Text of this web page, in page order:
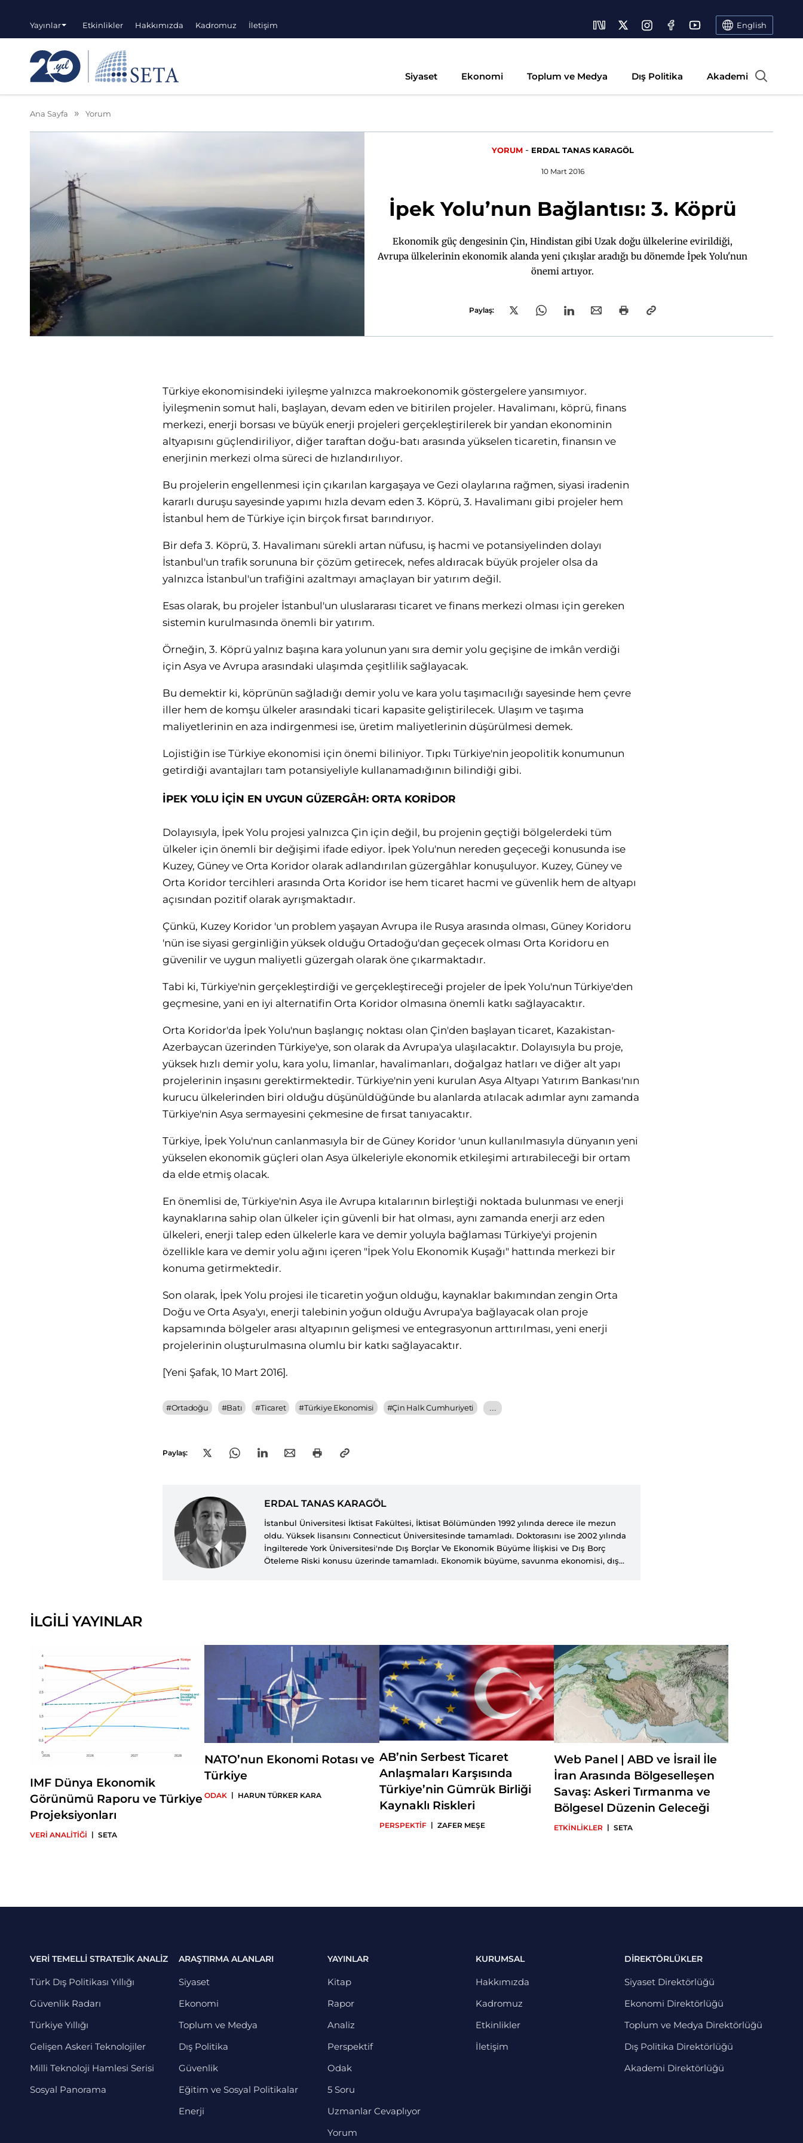
Yayınlar Etkinlikler Hakkımızda Kadromuz İletişim English
Siyaset Ekonomi Toplum ve Medya Dış Politika Akademi
Ana Sayfa Yorum
YORUM- ERDAL TANAS KARAGÖL
10 Mart 2016
İpek Yolu’nun Bağlantısı: 3. Köprü
Ekonomik güç dengesinin Çin, Hindistan gibi Uzak doğu ülkelerine evirildiği,
Avrupa ülkelerinin ekonomik alanda yeni çıkışlar aradığı bu dönemde İpek Yolu'nun
önemi artıyor.
Paylaş:
Türkiye ekonomisindeki iyileşme yalnızca makroekonomik göstergelere yansımıyor.
İyileşmenin somut hali, başlayan, devam eden ve bitirilen projeler. Havalimanı, köprü, finans
merkezi, enerji borsası ve büyük enerji projeleri gerçekleştirilerek bir yandan ekonominin
altyapısını güçlendiriliyor, diğer taraftan doğu-batı arasında yükselen ticaretin, finansın ve
enerjinin merkezi olma süreci de hızlandırılıyor.
Bu projelerin engellenmesi için çıkarılan kargaşaya ve Gezi olaylarına rağmen, siyasi iradenin
kararlı duruşu sayesinde yapımı hızla devam eden 3. Köprü, 3. Havalimanı gibi projeler hem
İstanbul hem de Türkiye için birçok fırsat barındırıyor.
Bir defa 3. Köprü, 3. Havalimanı sürekli artan nüfusu, iş hacmi ve potansiyelinden dolayı
İstanbul'un trafik sorununa bir çözüm getirecek, nefes aldıracak büyük projeler olsa da
yalnızca İstanbul'un trafiğini azaltmayı amaçlayan bir yatırım değil.
Esas olarak, bu projeler İstanbul'un uluslararası ticaret ve finans merkezi olması için gereken
sistemin kurulmasında önemli bir yatırım.
Örneğin, 3. Köprü yalnız başına kara yolunun yanı sıra demir yolu geçişine de imkân verdiği
için Asya ve Avrupa arasındaki ulaşımda çeşitlilik sağlayacak.
Bu demektir ki, köprünün sağladığı demir yolu ve kara yolu taşımacılığı sayesinde hem çevre
iller hem de komşu ülkeler arasındaki ticari kapasite geliştirilecek. Ulaşım ve taşıma
maliyetlerinin en aza indirgenmesi ise, üretim maliyetlerinin düşürülmesi demek.
Lojistiğin ise Türkiye ekonomisi için önemi biliniyor. Tıpkı Türkiye'nin jeopolitik konumunun
getirdiği avantajları tam potansiyeliyle kullanamadığının bilindiği gibi.
İPEK YOLU İÇİN EN UYGUN GÜZERGÂH: ORTA KORİDOR
Dolayısıyla, İpek Yolu projesi yalnızca Çin için değil, bu projenin geçtiği bölgelerdeki tüm
ülkeler için önemli bir değişimi ifade ediyor. İpek Yolu'nun nereden geçeceği konusunda ise
Kuzey, Güney ve Orta Koridor olarak adlandırılan güzergâhlar konuşuluyor. Kuzey, Güney ve
Orta Koridor tercihleri arasında Orta Koridor ise hem ticaret hacmi ve güvenlik hem de altyapı
açısından pozitif olarak ayrışmaktadır.
Çünkü, Kuzey Koridor 'un problem yaşayan Avrupa ile Rusya arasında olması, Güney Koridoru
'nün ise siyasi gerginliğin yüksek olduğu Ortadoğu'dan geçecek olması Orta Koridoru en
güvenilir ve uygun maliyetli güzergah olarak öne çıkarmaktadır.
Tabi ki, Türkiye'nin gerçekleştirdiği ve gerçekleştireceği projeler de İpek Yolu'nun Türkiye'den
geçmesine, yani en iyi alternatifin Orta Koridor olmasına önemli katkı sağlayacaktır.
Orta Koridor'da İpek Yolu'nun başlangıç noktası olan Çin'den başlayan ticaret, Kazakistan-
Azerbaycan üzerinden Türkiye'ye, son olarak da Avrupa'ya ulaşılacaktır. Dolayısıyla bu proje,
yüksek hızlı demir yolu, kara yolu, limanlar, havalimanları, doğalgaz hatları ve diğer alt yapı
projelerinin inşasını gerektirmektedir. Türkiye'nin yeni kurulan Asya Altyapı Yatırım Bankası'nın
kurucu ülkelerinden biri olduğu düşünüldüğünde bu alanlarda atılacak adımlar aynı zamanda
Türkiye'nin Asya sermayesini çekmesine de fırsat tanıyacaktır.
Türkiye, İpek Yolu'nun canlanmasıyla bir de Güney Koridor 'unun kullanılmasıyla dünyanın yeni
yükselen ekonomik güçleri olan Asya ülkeleriyle ekonomik etkileşimi artırabileceği bir ortam
da elde etmiş olacak.
En önemlisi de, Türkiye'nin Asya ile Avrupa kıtalarının birleştiği noktada bulunması ve enerji
kaynaklarına sahip olan ülkeler için güvenli bir hat olması, aynı zamanda enerji arz eden
ülkeleri, enerji talep eden ülkelerle kara ve demir yoluyla bağlaması Türkiye'yi projenin
özellikle kara ve demir yolu ağını içeren "İpek Yolu Ekonomik Kuşağı" hattında merkezi bir
konuma getirmektedir.
Son olarak, İpek Yolu projesi ile ticaretin yoğun olduğu, kaynaklar bakımından zengin Orta
Doğu ve Orta Asya'yı, enerji talebinin yoğun olduğu Avrupa'ya bağlayacak olan proje
kapsamında bölgeler arası altyapının gelişmesi ve entegrasyonun arttırılması, yeni enerji
projelerinin oluşturulmasına olumlu bir katkı sağlayacaktır.
[Yeni Şafak, 10 Mart 2016].
#Ortadoğu #Batı #Ticaret #Türkiye Ekonomisi #Çin Halk Cumhuriyeti
Paylaş:
ERDAL TANAS KARAGÖL
İstanbul Üniversitesi İktisat Fakültesi, İktisat Bölümünden 1992 yılında derece ile mezun
oldu. Yüksek lisansını Connecticut Üniversitesinde tamamladı. Doktorasını ise 2002 yılında
İngilterede York Üniversitesi'nde Dış Borçlar Ve Ekonomik Büyüme İlişkisi ve Dış Borç
Öteleme Riski konusu üzerinde tamamladı. Ekonomik büyüme, savunma ekonomisi, dış
İLGİLİ YAYINLAR
IMF Dünya Ekonomik
Görünümü Raporu ve Türkiye
Projeksiyonları
VERİ ANALİTİĞİ | SETA
NATO’nun Ekonomi Rotası ve
Türkiye
ODAK | HARUN TÜRKER KARA
AB’nin Serbest Ticaret
Anlaşmaları Karşısında
Türkiye’nin Gümrük Birliği
Kaynaklı Riskleri
PERSPEKTİF | ZAFER MEŞE
Web Panel | ABD ve İsrail İle
İran Arasında Bölgeselleşen
Savaş: Askeri Tırmanma ve
Bölgesel Düzenin Geleceği
ETKİNLİKLER | SETA
VERİ TEMELLİ STRATEJİK ANALİZ
Türk Dış Politikası Yıllığı
Güvenlik Radarı
Türkiye Yıllığı
Gelişen Askeri Teknolojiler
Milli Teknoloji Hamlesi Serisi
Sosyal Panorama
ARAŞTIRMA ALANLARI
Siyaset
Ekonomi
Toplum ve Medya
Dış Politika
Güvenlik
Eğitim ve Sosyal Politikalar
Enerji
YAYINLAR
Kitap
Rapor
Analiz
Perspektif
Odak
5 Soru
Uzmanlar Cevaplıyor
Yorum
KURUMSAL
Hakkımızda
Kadromuz
Etkinlikler
İletişim
DİREKTÖRLÜKLER
Siyaset Direktörlüğü
Ekonomi Direktörlüğü
Toplum ve Medya Direktörlüğü
Dış Politika Direktörlüğü
Akademi Direktörlüğü